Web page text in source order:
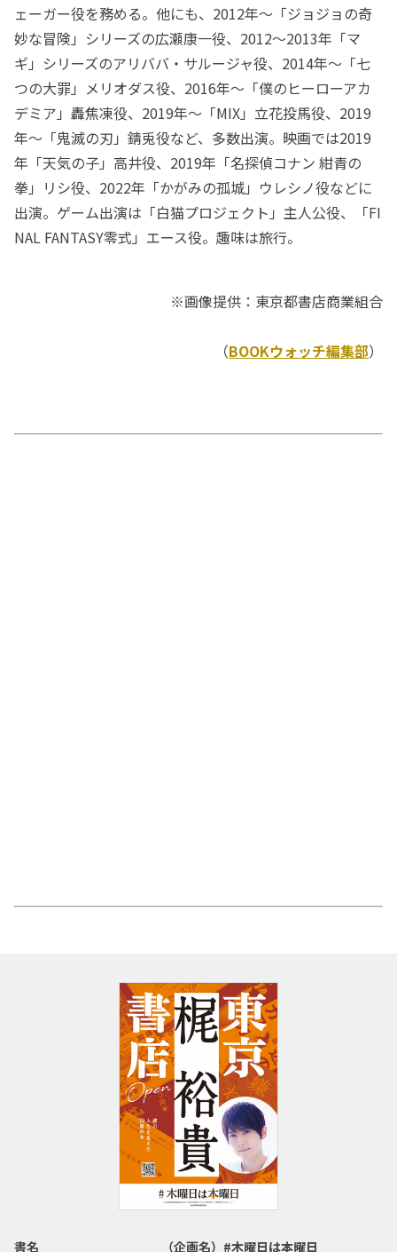
ェーガー役を務める。他にも、2012年～「ジョジョの奇
妙な冒険」シリーズの広瀬康一役、2012～2013年「マ
ギ」シリーズのアリババ・サルージャ役、2014年～「七
つの大罪」メリオダス役、2016年〜「僕のヒーローアカ
デミア」轟焦凍役、2019年～「MIX」立花投馬役、2019
年～「鬼滅の刃」錆兎役など、多数出演。映画では2019
年「天気の子」高井役、2019年「名探偵コナン 紺青の
拳」リシ役、2022年「かがみの孤城」ウレシノ役などに
出演。ゲーム出演は「白猫プロジェクト」主人公役、「FI
NAL FANTASY零式」エース役。趣味は旅行。
※画像提供：東京都書店商業組合
（BOOKウォッチ編集部）
書名 （企画名）#木曜日は本曜日